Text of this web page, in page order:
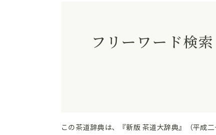
フリーワード検索
この茶道辞典は、『新版 茶道大辞典』（平成